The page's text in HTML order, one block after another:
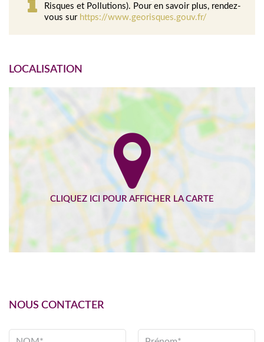
Risques et Pollutions). Pour en savoir plus, rendez-
vous sur https://www.georisques.gouv.fr/
LOCALISATION
NOUS CONTACTER